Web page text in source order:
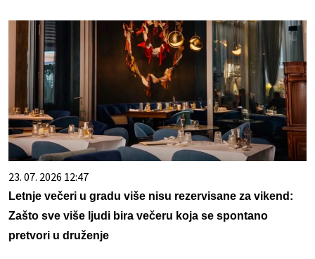
23. 07. 2026 12:47
Letnje večeri u gradu više nisu rezervisane za vikend:
Zašto sve više ljudi bira večeru koja se spontano
pretvori u druženje